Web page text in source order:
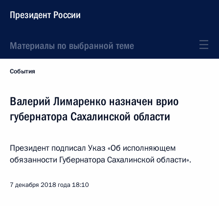
Президент России
Материалы по выбранной теме
События
Валерий Лимаренко назначен врио
губернатора Сахалинской области
Президент подписал Указ «Об исполняющем
обязанности Губернатора Сахалинской области».
7 декабря 2018 года 18:10